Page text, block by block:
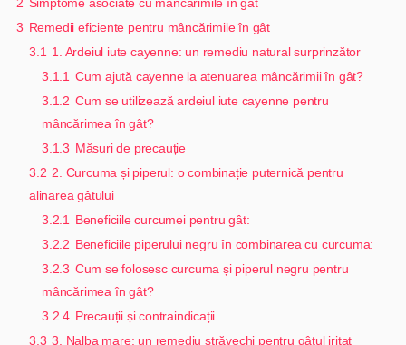
3 Remedii eficiente pentru mâncărimile în gât
3.1 1. Ardeiul iute cayenne: un remediu natural surprinzător
3.1.1 Cum ajută cayenne la atenuarea mâncărimii în gât?
3.1.2 Cum se utilizează ardeiul iute cayenne pentru
mâncărimea în gât?
3.1.3 Măsuri de precauție
3.2 2. Curcuma și piperul: o combinație puternică pentru
alinarea gâtului
3.2.1
Beneficiile curcumei pentru gât:
3.2.2 Beneficiile piperului negru în combinarea cu curcuma:
3.2.3 Cum se folosesc curcuma și piperul negru pentru
mâncărimea în gât?
3.2.4 Precauții și contraindicații
3.3 3. Nalba mare: un remediu străvechi pentru gâtul iritat